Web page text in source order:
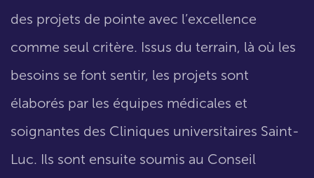
des projets de pointe avec l’excellence
comme seul critère. Issus du terrain, là où les
besoins se font sentir, les projets sont
élaborés par les équipes médicales et
soignantes des Cliniques universitaires Saint-
Luc. Ils sont ensuite soumis au Conseil